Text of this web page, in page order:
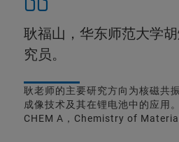
耿福山，华东师范大学
究员。
耿老师的主要研究方向为核磁共
成像技术及其在锂电池中的应用
CHEM A，Chemistry of